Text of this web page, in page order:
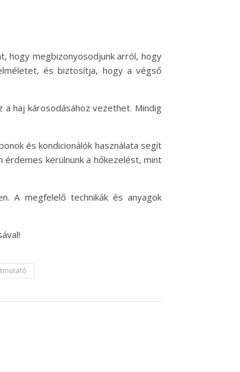
hogy megbizonyosodjunk arról, hogy
és biztosítja, hogy a végső
haj károsodásához vezethet. Mindig
és kondicionálók használata segít
kerülnünk a hőkezelést, mint
A megfelelő technikák és anyagok